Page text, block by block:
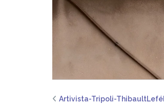
Artivista-Tripoli-